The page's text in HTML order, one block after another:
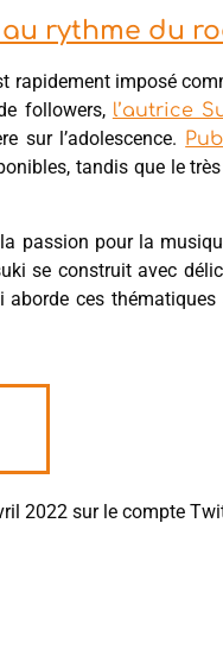
rythme du
rapidement imposé
followers, l’autrice
sur l’adolescence.
tandis que le
passion pour la
se construit avec
ces
2022 sur le compte